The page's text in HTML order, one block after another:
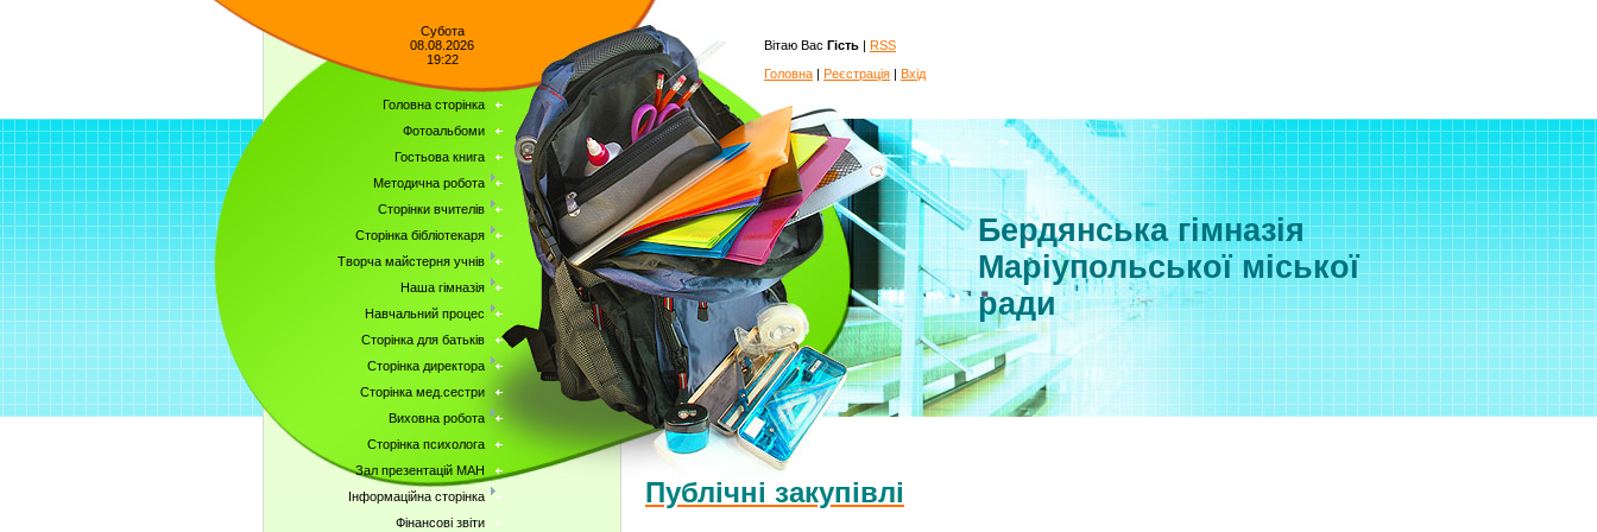
Субота
08.08.2026
19:22
Головна сторінка
Фотоальбоми
Гостьова книга
Методична робота
Сторінки вчителів
Сторінка бібліотекаря
Творча майстерня учнів
Наша гімназія
Навчальний процес
Сторінка для батьків
Сторінка директора
Сторінка мед.сестри
Виховна робота
Сторінка психолога
Зал презентацій МАН
Інформаційна сторінка
Фінансові звіти
Вітаю Вас Гість | RSS
Головна | Реєстрація | Вхід
Бердянська гімназія
Маріупольської міської
ради
Публічні закупівлі